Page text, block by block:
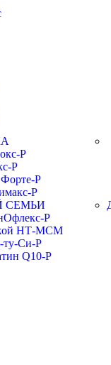
Р
Р
Р
Р
СЕМЬИ
Р
НТ-МСМ
ту-Си-Р
Q10-Р